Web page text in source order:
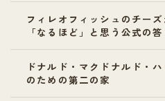
フィレオフィッシュのチー
「なるほど」と思う公式の答
ドナルド・マクドナルド・
のための第二の家